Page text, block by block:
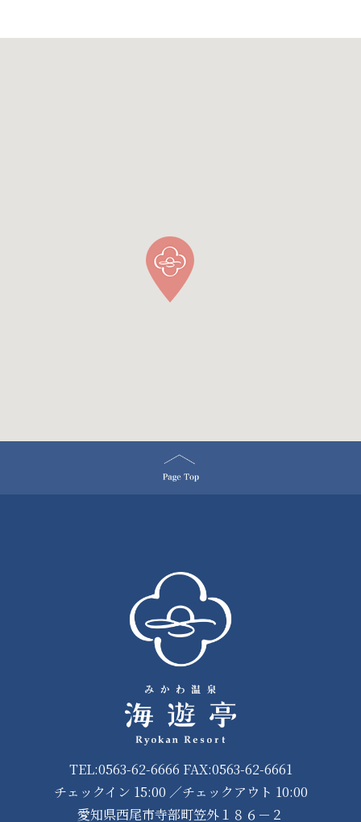
TEL:0563-62-6666 FAX:0563-62-6661
チェックイン 15:00 ／チェックアウト 10:00
愛知県西尾市寺部町笠外１８６－２